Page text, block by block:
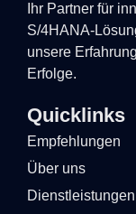
Ihr Partner für
S/4HANA-
unsere
Erfolge.
Quicklinks
Empfehlungen
Über uns
Dienstleistungen